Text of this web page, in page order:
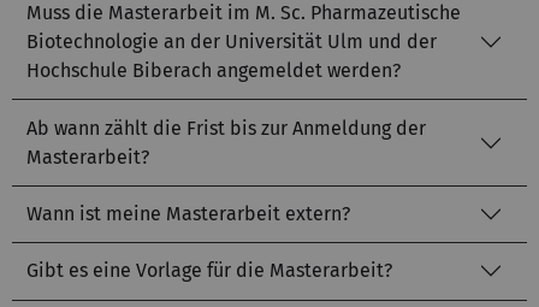
Muss die Masterarbeit im M. Sc. Pharmazeutische
Biotechnologie an der Universität Ulm und der
Hochschule Biberach angemeldet werden?
Ab wann zählt die Frist bis zur Anmeldung der
Masterarbeit?
Wann ist meine Masterarbeit extern?
Gibt es eine Vorlage für die Masterarbeit?